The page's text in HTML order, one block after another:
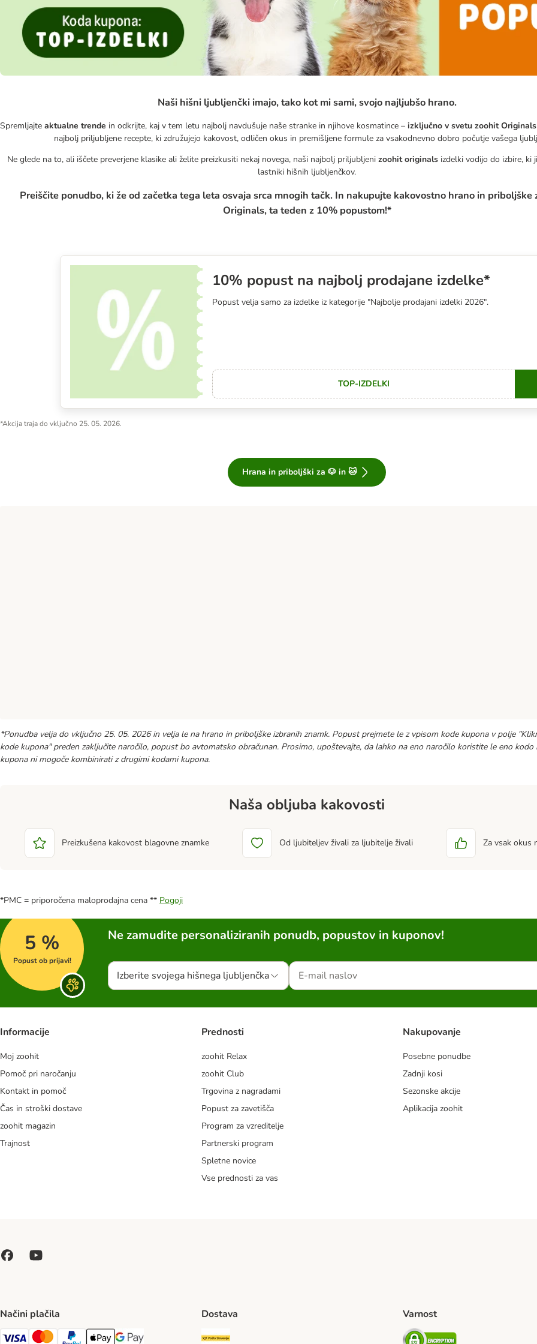
Naši hišni ljubljenčki imajo, tako kot mi sami, svojo najljubšo hrano.
Spremljajte aktualne trende in odkrijte, kaj v tem letu najbolj navdušuje naše stranke in njihove kosmatince – izključno v svetu zoohit
najbolj priljubljene recepte, ki združujejo kakovost, odličen okus in premišljene formule za vsakodnevno dobro počutje vašega
Ne glede na to, ali iščete preverjene klasike ali želite preizkusiti nekaj novega, naši najbolj priljubljeni zoohit originals izdelki vodijo do izbire, ki
lastniki hišnih ljubljenčkov.
Preiščite ponudbo, ki že od začetka tega leta osvaja srca mnogih tačk. In nakupujte kakovostno hrano in priboljške
Originals, ta teden z 10% popustom!*
10% popust na najbolj prodajane izdelke*
Popust velja samo za izdelke iz kategorije "Najbolje prodajani izdelki 2026".
TOP-IZDELKI
*Akcija traja do vključno 25. 05. 2026.
Hrana in priboljški za 🐶 in 🐱
*Ponudba velja do vključno 25. 05. 2026 in velja le na hrano in priboljške izbranih znamk. Popust prejmete le z vpisom kode kupona v polje
kode kupona" preden zaključite naročilo, popust bo avtomatsko obračunan. Prosimo, upoštevajte, da lahko na eno naročilo koristite le eno kodo
kupona ni mogoče kombinirati z drugimi kodami kupona.
Naša obljuba kakovosti
Preizkušena kakovost blagovne znamke Od ljubiteljev živali za ljubitelje živali Za vsak okus
*PMC = priporočena maloprodajna cena ** Pogoji
5 %
Popust ob prijavi!
Ne zamudite personaliziranih ponudb, popustov in kuponov!
Izberite svojega hišnega ljubljenčka
Informacije
Moj zoohit
Pomoč pri naročanju
Kontakt in pomoč
Čas in stroški dostave
zoohit magazin
Trajnost
Prednosti
zoohit Relax
zoohit Club
Trgovina z nagradami
Popust za zavetišča
Program za vzreditelje
Partnerski program
Spletne novice
Vse prednosti za vas
Nakupovanje
Posebne ponudbe
Zadnji kosi
Sezonske akcije
Aplikacija zoohit
Načini plačila Dostava
Pošta Slovenije Shipping Method
Varnost
Security